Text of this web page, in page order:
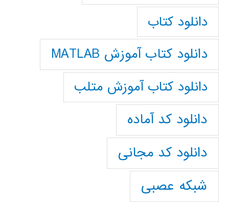
دانلود کتاب
دانلود کتاب آموزش MATLAB
دانلود کتاب آموزش متلب
دانلود کد آماده
دانلود کد مجانی
شبکه عصبی